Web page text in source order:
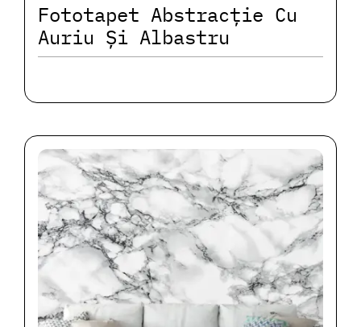
Fototapet Abstracție Cu
Auriu Și Albastru